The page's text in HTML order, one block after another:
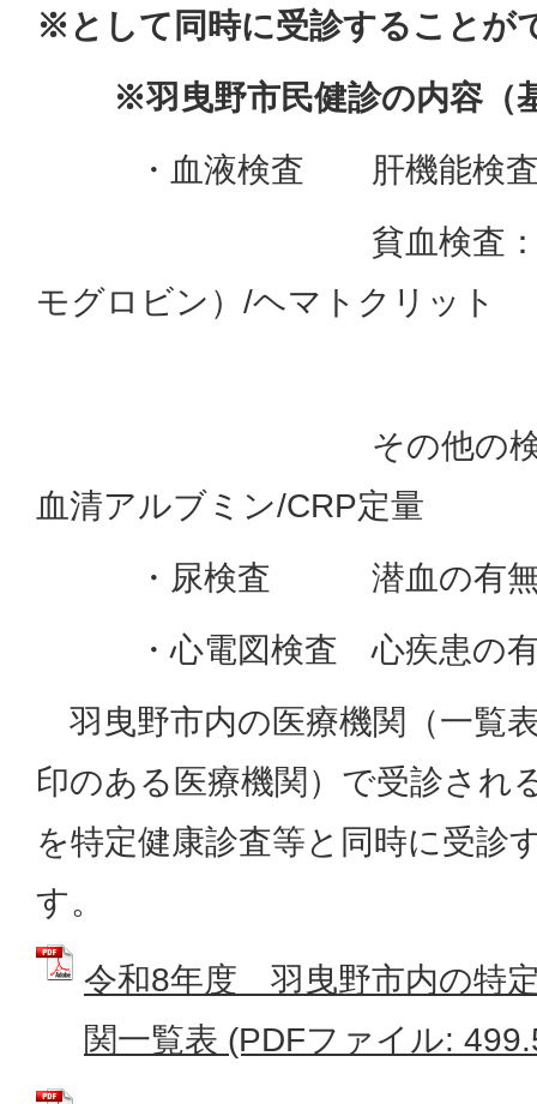
※として同時に受診することが
※羽曳野市民健診の内容（基
・血液検査 肝機能検査
貧血検査：赤血球/
モグロビン）/ヘマトクリット
その他の検査：血
血清アルブミン/CRP定量
・尿検査 潜血の有
・心電図検査 心疾患の
羽曳野市内の医療機関（一覧
印のある医療機関）で受診され
を特定健康診査等と同時に受診
令和8年度 羽曳野市内の特
関一覧表 (PDFファイル: